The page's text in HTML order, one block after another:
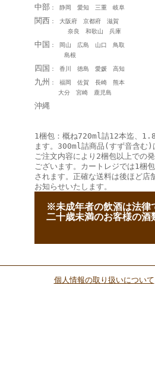
中部： 静岡 愛知 三重 岐阜
関西 ： 大阪府 京都府 滋賀
奈良 和歌山 兵庫
中国 ： 岡山 広島 山口 鳥取
島根
四国 ： 香川 徳島 愛媛 高知
九州 ： 福岡 佐賀 長崎 熊本
大分 宮崎 鹿児島
沖縄
1梱包：概ね720ml詰12本迄、
ます。300ml詰商品(すず音含む)
ご注文内容により2梱包以上での
ございます。カートレジでは1梱
されます。正確な送料は後ほど店
お知らせいたします。
※未成年者の飲酒は法律
二十歳未満のお客様の酒
個人情報の取り扱いについて